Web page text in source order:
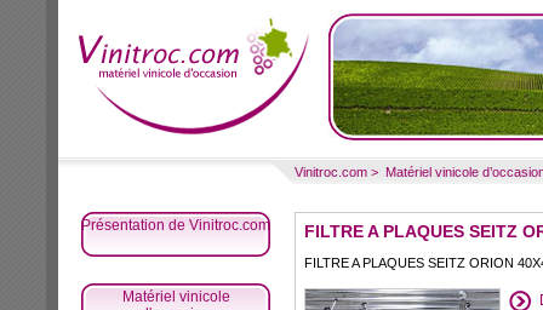
Vinitroc.com > Matériel vinicole
Présentation de Vinitroc.com
Matériel vinicole
FILTRE A PLAQUES SEITZ
FILTRE A PLAQUES SEITZ ORION